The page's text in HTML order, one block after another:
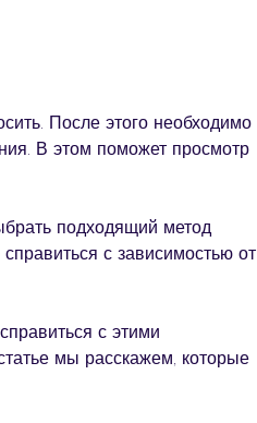
В этом поможет просмотр
подходящий метод
с зависимостью от
с этими
мы расскажем, которые